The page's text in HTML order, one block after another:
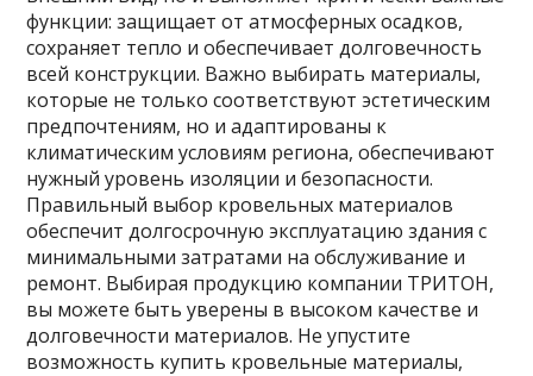
функции: защищает от атмосферных осадков,
сохраняет тепло и обеспечивает долговечность
всей конструкции. Важно выбирать материалы,
которые не только соответствуют эстетическим
предпочтениям, но и адаптированы к
климатическим условиям региона, обеспечивают
нужный уровень изоляции и безопасности.
Правильный выбор кровельных материалов
обеспечит долгосрочную эксплуатацию здания с
минимальными затратами на обслуживание и
ремонт. Выбирая продукцию компании ТРИТОН,
вы можете быть уверены в высоком качестве и
долговечности материалов. Не упустите
возможность купить кровельные материалы,